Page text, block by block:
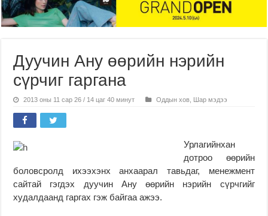
Дуучин Ану өөрийн нэрийн
сүрчиг гаргана
2013 оны 11 сар 26 / 14 цаг 40 минут Оддын хов Шар мэдээ
Урлагийнхан
дотроо өөрийн
боловсролд ихээхэнх анхаарал тавьдаг, менежмент
сайтай гэгдэх дуучин Ану өөрийн нэрийн сүрчгийг
худалдаанд гаргах гэж байгаа ажээ.